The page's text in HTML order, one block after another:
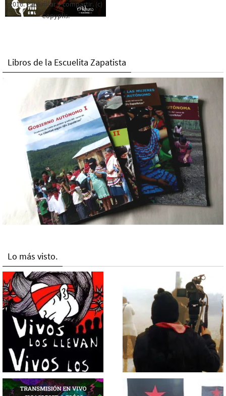
2016. Para rolar y compartir. (c)
Copyplis.
Libros de la Escuelita Zapatista
Lo más visto.